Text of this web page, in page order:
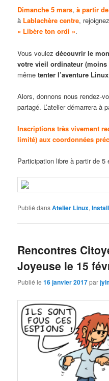
Dimanche 5 mars,à partir
à Lablachère centre,
« Libère ton ordi ».
Vous voulezdécouvrir le
votre vieil ordinateur (moins
même tenter l’aventure Linux
Alors, donnons nous rendez-
partagé. L’atelier démarrera à
Inscriptions très vivement
limité) aux coordonnées
Participation libre à partir de 5
Publié dansAtelier Linux,
Rencontres
Joyeuse le 15
Publié le16 janvier 2017par